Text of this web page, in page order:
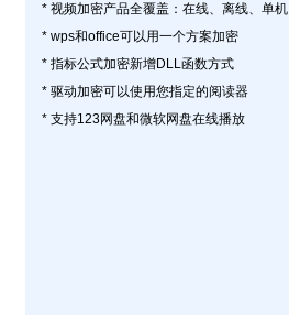
* 视频加密产品全覆盖：在线、离线、单机
* wps和office可以用一个方案加密
* 指标公式加密新增DLL函数方式
* 驱动加密可以使用您指定的阅读器
* 支持123网盘和微软网盘在线播放